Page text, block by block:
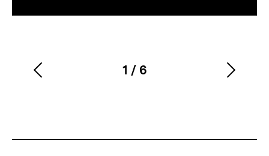
Karussellinhalt
1
von
/ 6
Vorherigen